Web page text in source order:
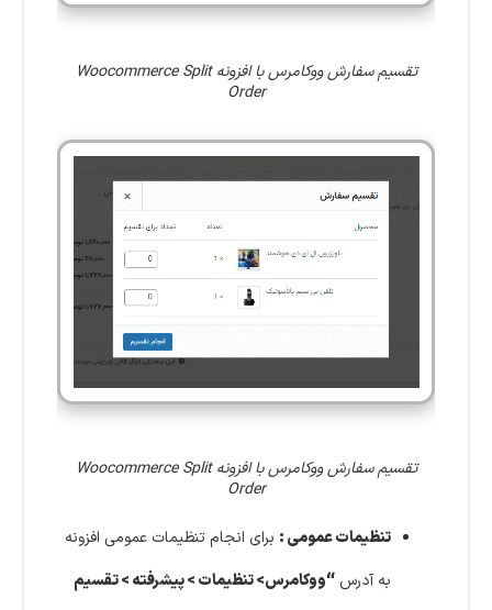
تقسیم سفارش ووکامرس با افزونه Woocommerce Split
Order
تقسیم سفارش ووکامرس با افزونه Woocommerce Split
Order
تنظیمات عمومی : برای انجام تنظیمات عمومی افزونه
به آدرس “ووکامرس> تنظیمات > پیشرفته > تقسیم